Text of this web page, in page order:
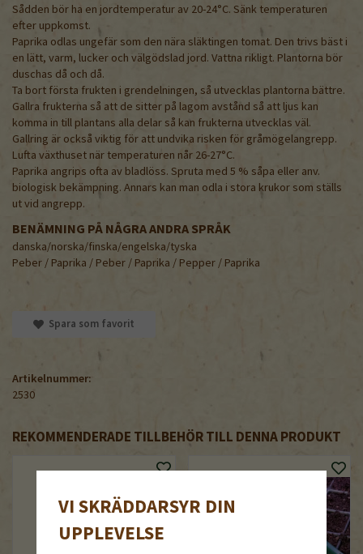
Sådden bör ha en jordtemperatur av 20-24°C. Sänk temperaturen
efter uppkomst.
Paprika odlas ungefär som den nära släktingen tomat. Den trivs bäst i
en lätt, varm, lucker och välgödslad jord. Vattna rikligt. Plantorna bör
duschas då och då.
Ta bort första frukten i grendelningen, så utvecklas plantorna bättre.
Gallra frukterna så att de sitter på lagom avstånd så att ljus kan
komma in till plantans alla delar så kan frukterna utvecklas väl.
Gallring är också viktig för att undvika risken för gråmögelangrepp.
Lufta växthuset när temperaturen når 26-27°C.
Paprika angrips ofta av bladlöss. Spruta med 5 % såpa eller anv.
biologisk bekämpning. Annars kan man odla i stora krukor som ställs
ut vid angrepp.
BENÄMNING PÅ NÅGRA ANDRA SPRÅK
danska/norska/finska/engelska/tyska
Peber / Paprika / Peber / Paprika / Pepper / Paprika
Spara som favorit
Artikelnummer:
2530
REKOMMENDERADE TILLBEHÖR TILL DENNA PRODUKT
VI SKRÄDDARSYR DIN
UPPLEVELSE